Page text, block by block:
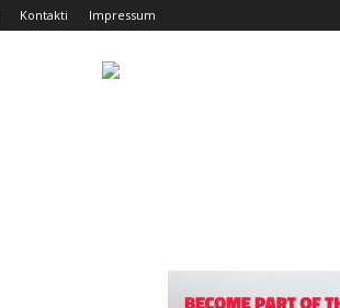
Kontakti Impressum